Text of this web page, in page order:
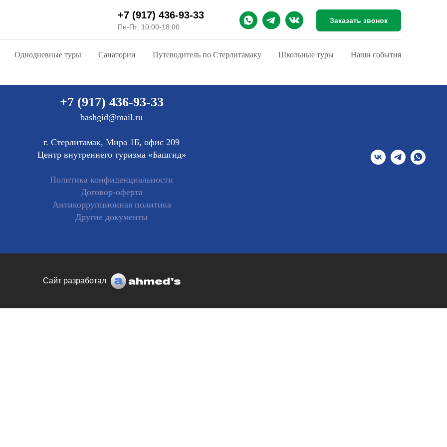
Заказать звонок
+7 (917) 436-93-33
Пн-Пт: 10:00-18:00
Однодневные туры Санатории Путеводитель по Стерлитамаку Школьные туры Наши события
+7 (917) 436-93-33
bashgid@mail.ru
г. Стерлитамак, Мира 1Б, офис 209
Центр внутреннего туризма «Башгид»
Политика конфиденциальности
Договор-оферта
Антикоррупционная политика
Другие документы
Сайт разработал